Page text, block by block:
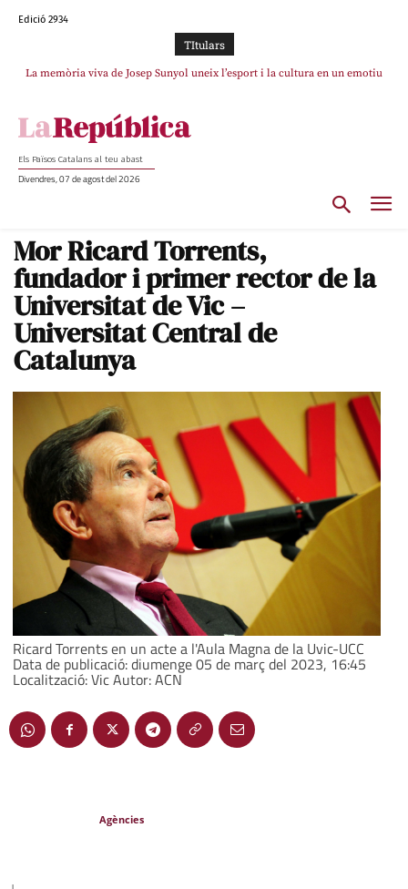
Edició 2934
TItulars
La memòria viva de Josep Sunyol uneix l’esport i la cultura en un emotiu
La “dignitat” a mitges de Marc Puigtió: renuncia a Girona pels àudios però
Els Països Catalans al teu abast
Divendres, 07 de agost del 2026
Mor Ricard Torrents,
fundador i primer rector de la
Universitat de Vic –
Universitat Central de
Catalunya
Ricard Torrents en un acte a l'Aula Magna de la Uvic-UCC
Data de publicació: diumenge 05 de març del 2023, 16:45
Localització: Vic Autor: ACN
Agències